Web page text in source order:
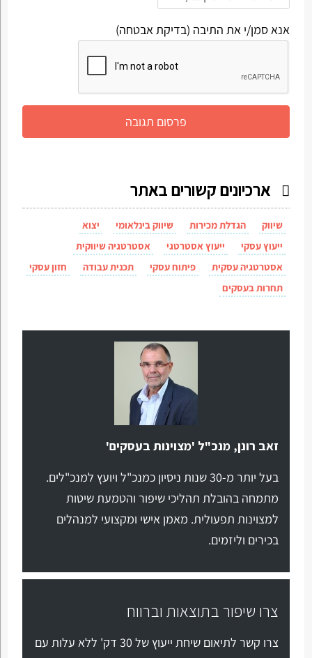
אנא סמן/י את התיבה (בדיקת אבטחה)
ארכיונים קשורים באתר
שיווק הגדלת מכירות שיווק בינלאומי
יצוא
ייעוץ עסקי
ייעוץ אסטרטגי
אסטרטגיה שיווקית
אסטרטגיה עסקית
פיתוח עסקי תכנית עבודה
חזון עסקי
תחרות בעסקים
זאב רונן, מנכ"ל 'מצוינות בעסקים'
בעל יותר מ-30 שנות ניסיון כמנכ"ל ויועץ למנכ"לים.
מתמחה בהובלת תהליכי שיפור והטמעת שיטות
למצוינות תפעולית. מאמן אישי ומקצועי למנהלים
בכירים וליזמים.
צרו שיפור בתוצאות וברווח
צרו קשר לתיאום שיחת ייעוץ של 30 דק' ללא עלות עם